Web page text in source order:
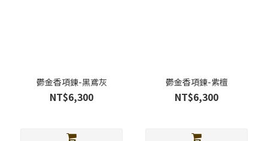
鬱金香項鍊-黑鳶灰
NT$6,300
鬱金香項鍊-紫檀
NT$6,300